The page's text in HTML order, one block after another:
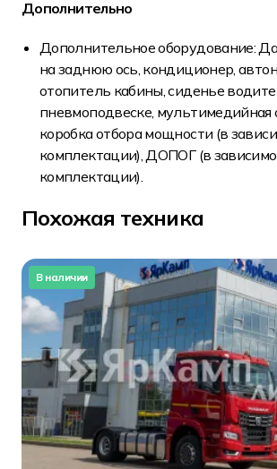
Дополнительно
Дополнительное оборудование:
на заднюю ось, кондиционер,
отопитель кабины, сиденье
пневмоподвеске, мультимедийная
коробка отбора мощности (в
комплектации), ДОПОГ (в
комплектации).
Похожая техника
В наличии